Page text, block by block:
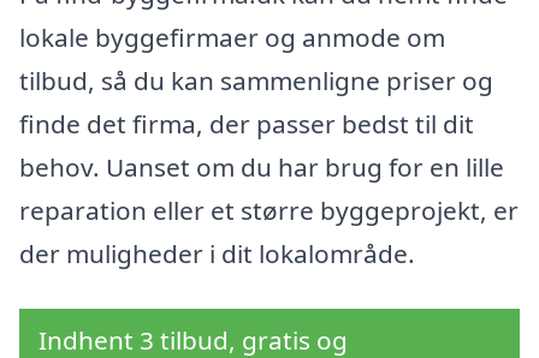
lokale byggefirmaer og anmode om
tilbud, så du kan sammenligne priser og
finde det firma, der passer bedst til dit
behov. Uanset om du har brug for en lille
reparation eller et større byggeprojekt, er
der muligheder i dit lokalområde.
Indhent 3 tilbud, gratis og